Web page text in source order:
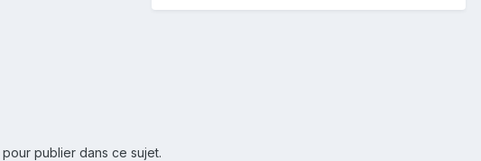
pour publier dans ce sujet.